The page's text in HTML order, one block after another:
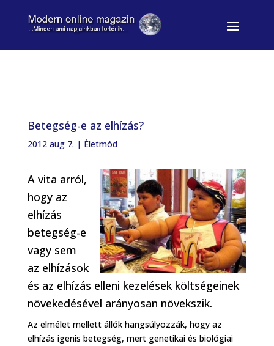
Betegség-e az elhízás?
2012 aug 7. | Életmód
A vita arról,
hogy az
elhízás
betegség-e
vagy sem
az elhízások
és az elhízás elleni kezelések költségeinek
növekedésével arányosan növekszik.
Az elmélet mellett állók hangsúlyozzák, hogy az
elhízás igenis betegség, mert genetikai és biológiai